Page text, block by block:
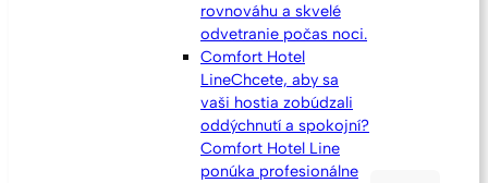
rovnováhu a skvelé
odvetranie počas noci.
Comfort Hotel
LineChcete, aby sa
vaši hostia zobúdzali
oddýchnutí a spokojní?
Comfort Hotel Line
ponúka profesionálne